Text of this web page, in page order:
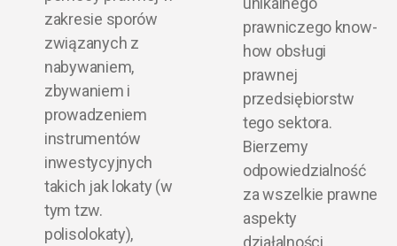
zakresie sporów
związanych z
nabywaniem,
zbywaniem i
prowadzeniem
instrumentów
inwestycyjnych
takich jak lokaty (w
tym tzw.
polisolokaty),
prawniczego know-
how obsługi
prawnej
przedsiębiorstw
tego sektora.
Bierzemy
odpowiedzialność
za wszelkie prawne
aspekty
działalności